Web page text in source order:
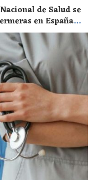
de Salud se
en España
salud de toda la